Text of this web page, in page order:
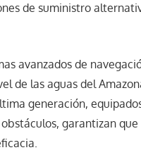
de suministro
avanzados de
de las aguas del
generación,
garantizan